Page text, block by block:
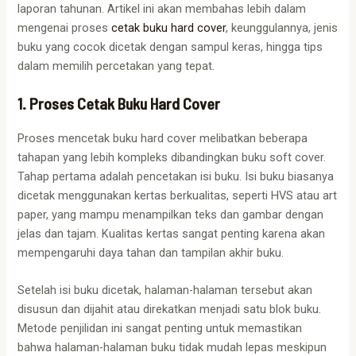
laporan tahunan. Artikel ini akan membahas lebih dalam
mengenai prosescetak buku hard cover, keunggulannya, jenis
buku yang cocok dicetak dengan sampul keras, hingga tips
dalam memilih percetakan yang tepat.
1. Proses Cetak Buku Hard Cover
Proses mencetak buku hard cover melibatkan beberapa
tahapan yang lebih kompleks dibandingkan buku soft cover.
Tahap pertama adalah pencetakan isi buku. Isi buku biasanya
dicetak menggunakan kertas berkualitas, seperti HVS atau art
paper, yang mampu menampilkan teks dan gambar dengan
jelas dan tajam. Kualitas kertas sangat penting karena akan
mempengaruhi daya tahan dan tampilan akhir buku.
Setelah isi buku dicetak, halaman-halaman tersebut akan
disusun dan dijahit atau direkatkan menjadi satu blok buku.
Metode penjilidan ini sangat penting untuk memastikan
bahwa halaman-halaman buku tidak mudah lepas meskipun